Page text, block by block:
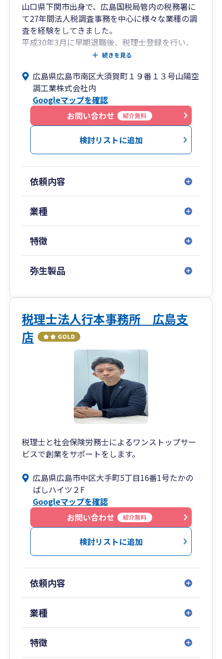
山口県下関市出身で、広島国税局管内の税務署に
て27年間法人税調査事務を中心に様々な業種の調
査を経験をしてきました。
平成30年3月に早期退職後、税理士登録を行い、
広島市内税理士法人の勤務を経て開業税理士とな
個人事務所ではありますので私一人で出来ること
には限界がありますが、様々な士業やコンサル
等、各方面の信頼できる専門家と協力し、お客様
を多角的にサポートできる体制づくりを行ってい
ます。
相続や株価評価なども、得意とされている税理士
と協力して進めていくこともできます。
トを導入し、銀行等を連携させることによってお
互いの入力の負担を減らしながら、いかに早くお
互い簡単に数字を見えるようにできるかというと
よろしくお願いいたします。
続きを見る
広島県広島市南区大須賀町１９番１３号山陽空
調工業株式会社内
Googleマップを確認
お問い合わせ
紹介無料
検討リストに追加
依頼内容
業種
特徴
弥生製品
税理士法人行本事務所 広島支
店
税理士と社会保険労務士によるワンストップサー
ビスで創業をサポートをします。
広島県広島市中区大手町5丁目16番1号たかの
ばしハイツ２F
Googleマップを確認
お問い合わせ
紹介無料
検討リストに追加
依頼内容
業種
特徴